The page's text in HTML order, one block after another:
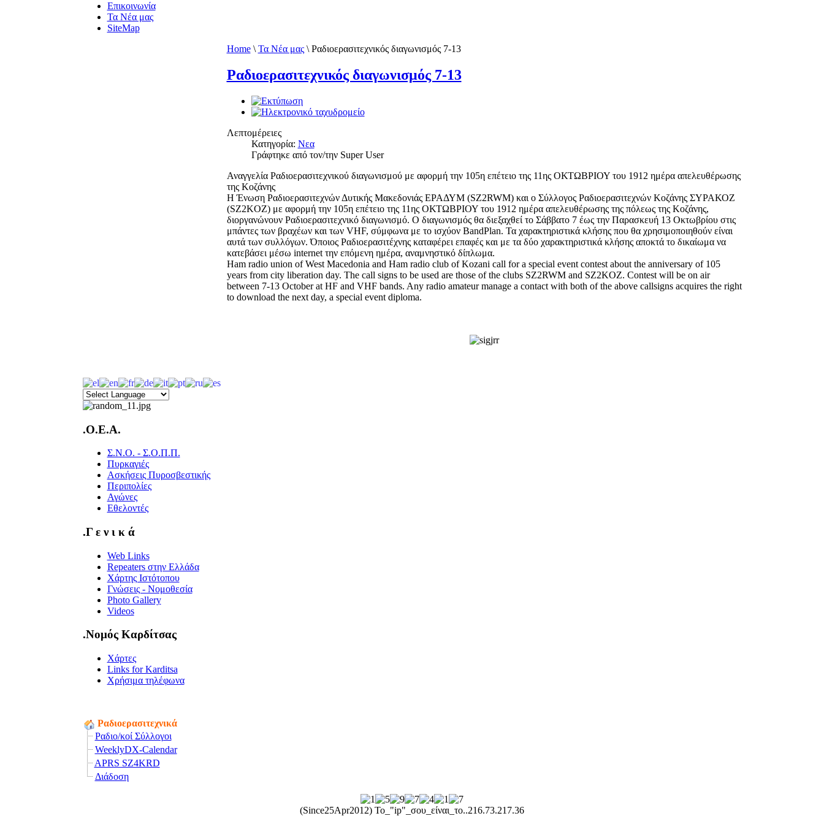
Επικοινωνία
Τα Νέα μας
SiteMap
Home \ Τα Νέα μας \Ραδιοερασιτεχνικός διαγωνισμός 7-13
Ραδιοερασιτεχνικός διαγωνισμός 7-13
Λεπτομέρειες
Κατηγορία: Νεα
Γράφτηκε από τον/την Super User
Αναγγελία Ραδιοερασιτεχνικού διαγωνισμού με αφορμή την 105η επέτειο της 11ης ΟΚΤΩΒΡΙΟΥ του 1912 ημέρα απελευθέρωσης
της Κοζάνης
Η Ένωση Ραδιοερασιτεχνών Δυτικής Μακεδονιάς ΕΡΑΔΥΜ (SZ2RWM) και ο Σύλλογος Ραδιοερασιτεχνών Κοζάνης ΣΥΡΑΚΟΖ
(SZ2KOZ) με αφορμή την 105η επέτειο της 11ης ΟΚΤΩΒΡΙΟΥ του 1912 ημέρα απελευθέρωσης της πόλεως της Κοζάνης,
διοργανώνουν Ραδιοερασιτεχνικό διαγωνισμό. Ο διαγωνισμός θα διεξαχθεί το Σάββατο 7 έως την Παρασκευή 13 Οκτωβρίου στις
μπάντες των βραχέων και των VHF, σύμφωνα με το ισχύον BandPlan. Τα χαρακτηριστικά κλήσης που θα χρησιμοποιηθούν είναι
αυτά των συλλόγων. Όποιος Ραδιοερασιτέχνης καταφέρει επαφές και με τα δύο χαρακτηριστικά κλήσης αποκτά το δικαίωμα να
κατεβάσει μέσω internet την επόμενη ημέρα, αναμνηστικό δίπλωμα.
Ham radio union of West Macedonia and Ham radio club of Kozani call for a special event contest about the anniversary of 105
years from city liberation day. The call signs to be used are those of the clubs SZ2RWM and SZ2KOZ. Contest will be on air
between 7-13 October at HF and VHF bands. Any radio amateur manage a contact with both of the above callsigns acquires the right
to download the next day, a special event diploma.
.O.E.A.
Σ.Ν.Ο. - Σ.Ο.Π.Π.
Πυρκαγιές
Ασκήσεις Πυροσβεστικής
Περιπολίες
Αγώνες
Εθελοντές
.Γ ε ν ι κ ά
Web Links
Repeaters στην Ελλάδα
Χάρτης Ιστότοπου
Γνώσεις - Νομοθεσία
Photo Gallery
Videos
.Νομός Καρδίτσας
Χάρτες
Links for Karditsa
Χρήσιμα τηλέφωνα
Ραδιοερασιτεχνικά
Ραδιο/κοί Σύλλογοι
WeeklyDX-Calendar
APRS SZ4KRD
Διάδοση
(Since25Apr2012) Το_"ip"_σου_είναι_το..216.73.217.36